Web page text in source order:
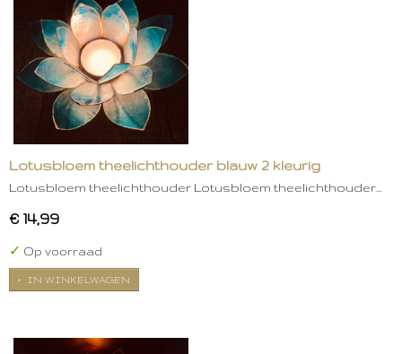
Lotusbloem theelichthouder blauw 2 kleurig
Lotusbloem theelichthouder Lotusbloem theelichthouder…
€ 14,99
✓ Op voorraad
IN WINKELWAGEN